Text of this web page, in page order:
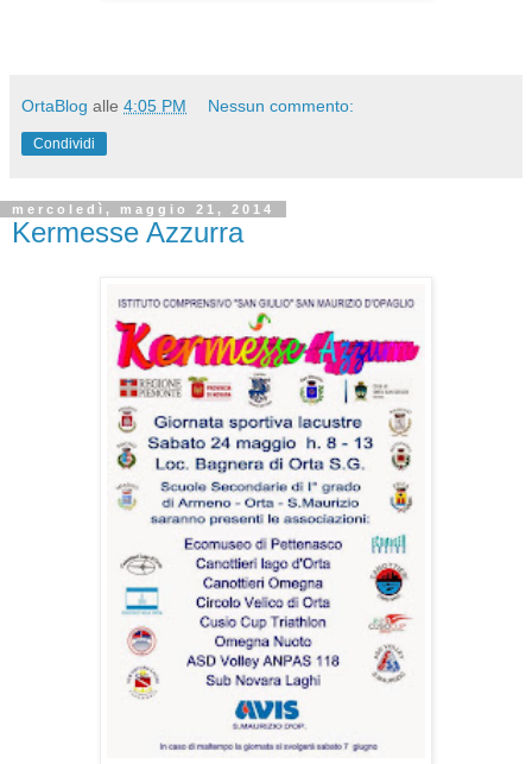
OrtaBlog alle 4:05 PM Nessun commento:
Condividi
mercoledì, maggio 21, 2014
Kermesse Azzurra